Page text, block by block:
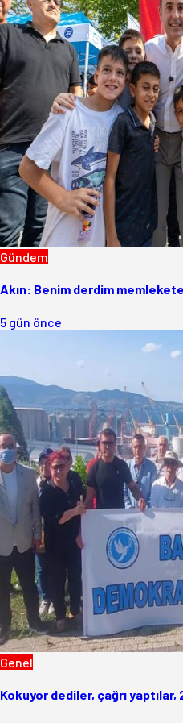
Gündem
Akın: Benim derdim
5 gün önce
Genel
Kokuyor dediler, çağrı